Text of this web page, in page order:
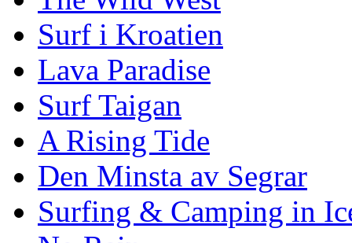
Surf i Kroatien
Lava Paradise
Surf Taigan
A Rising Tide
Den Minsta av Segrar
Surfing & Camping in